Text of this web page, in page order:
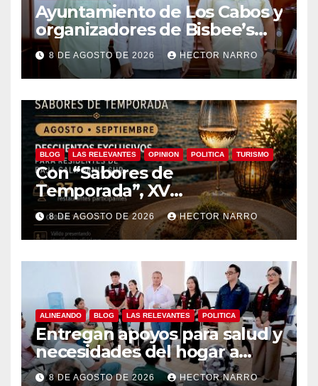
Ayuntamiento de Los Cabos y
organizadores de Bisbee’s
coordinan acciones para
edición 2026
8 DE AGOSTO DE 2026 HECTOR NARRO
BLOG LAS RELEVANTES OPINION POLITICA TURISMO
Con “Sabores de
Temporada”, XV
Ayuntamiento de Los Cabos y
Canirac impulsan consumo
local con beneficios para
residentes de BCS
8 DE AGOSTO DE 2026 HECTOR NARRO
ALINEANDO BLOG LAS RELEVANTES POLITICA
Entregan apoyos para salud y
necesidades del hogar a
familias de Cabo San Lucas
8 DE AGOSTO DE 2026 HECTOR NARRO